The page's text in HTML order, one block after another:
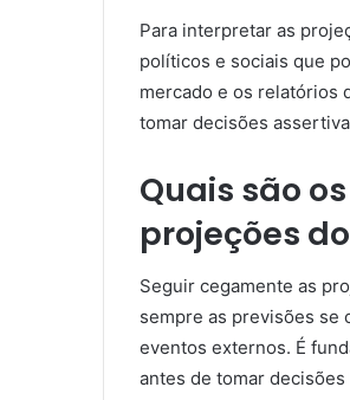
Para interpretar as
políticos e sociais que
mercado e os relatórios
tomar decisões
Quais são
projeções
Seguir cegamente as
sempre as previsões se
eventos externos. É
antes de tomar